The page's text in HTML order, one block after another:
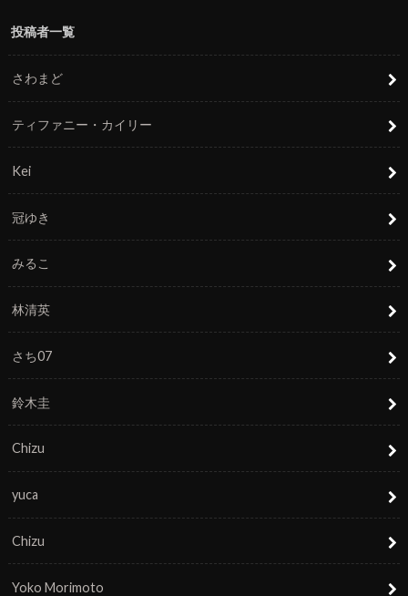
投稿者一覧
さわまど
ティファニー・カイリー
Kei
冠ゆき
みるこ
林清英
さち07
鈴木圭
Chizu
yuca
Chizu
Yoko Morimoto